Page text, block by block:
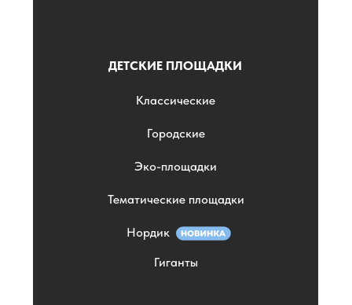
ДЕТСКИЕ ПЛОЩАДКИ
Классические
Городские
Эко-площадки
Тематические площадки
Нордик
Гиганты